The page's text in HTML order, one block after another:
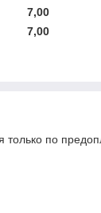
7,00
7,00
только по